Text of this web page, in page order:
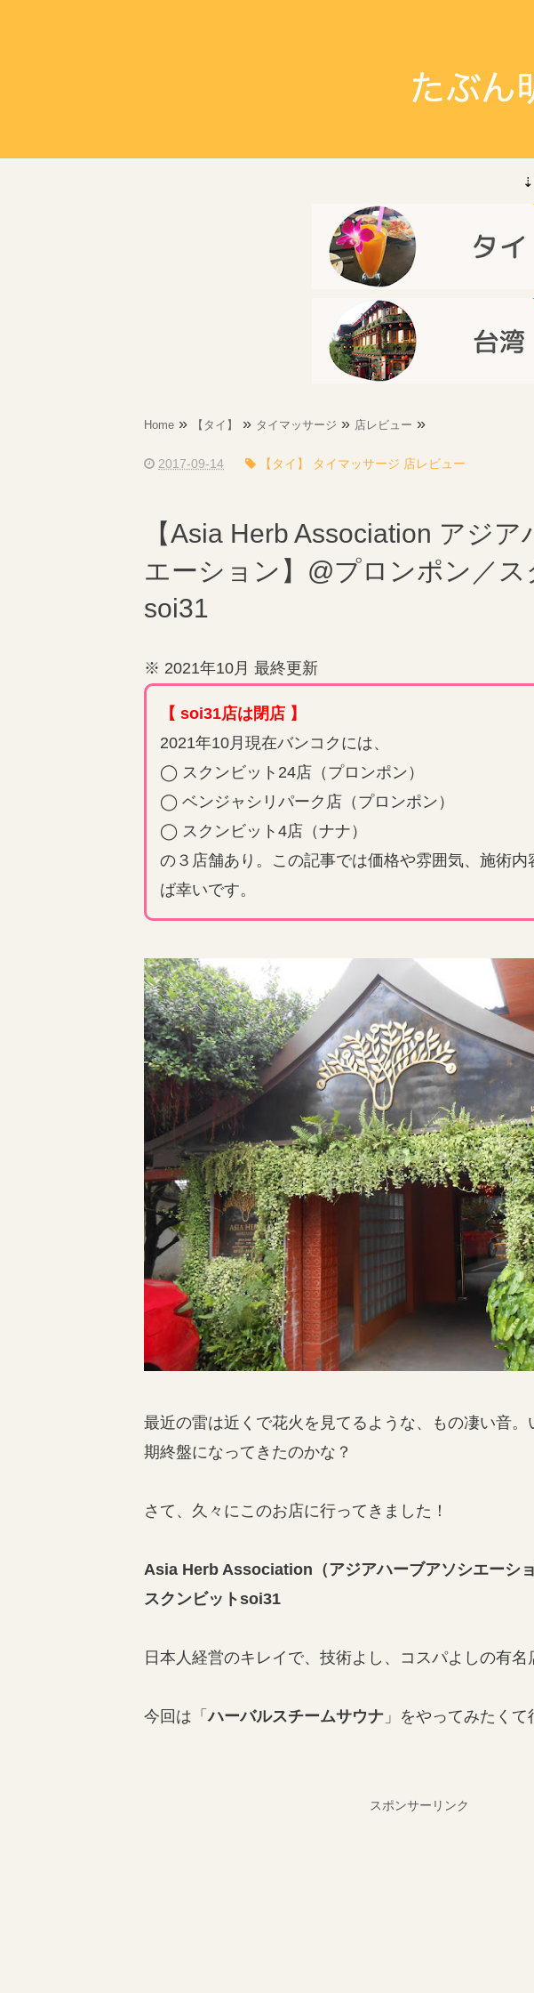
Home » 【タイ】 » タイマッサージ » 店レビュー »
2017-09-14 【タイ】 タイマッサージ 店レビュー
【Asia Herb Association アジ
エーション】@プロンポン／ス
soi31
※ 2021年10月 最終更新
【 soi31店は閉店 】
2021年10月現在バンコクには、
◯ スクンビット24店（プロンポン）
◯ ベンジャシリパーク店（プロンポン）
◯ スクンビット4店（ナナ）
の３店舗あり。この記事では価格や雰囲気、施術
ば幸いです。
最近の雷は近くで花火を見てるような、もの凄い音。
期終盤になってきたのかな？
さて、久々にこのお店に行ってきました！
Asia Herb Association（アジアハーブアソシエーショ
スクンビットsoi31
日本人経営のキレイで、技術よし、コスパよしの有名
今回は「ハーバルスチームサウナ 」をやってみたくて
スポンサーリンク